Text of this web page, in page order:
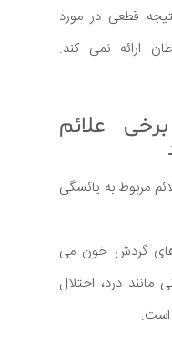
قطعی در مورد
ارائه نمی کند.
علائم
مربوط به یائسگی
گردش خون می
درد، اختلال
است.